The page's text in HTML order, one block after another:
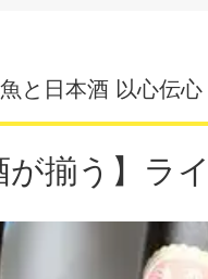
と日本酒 以心伝
が揃う】ラ